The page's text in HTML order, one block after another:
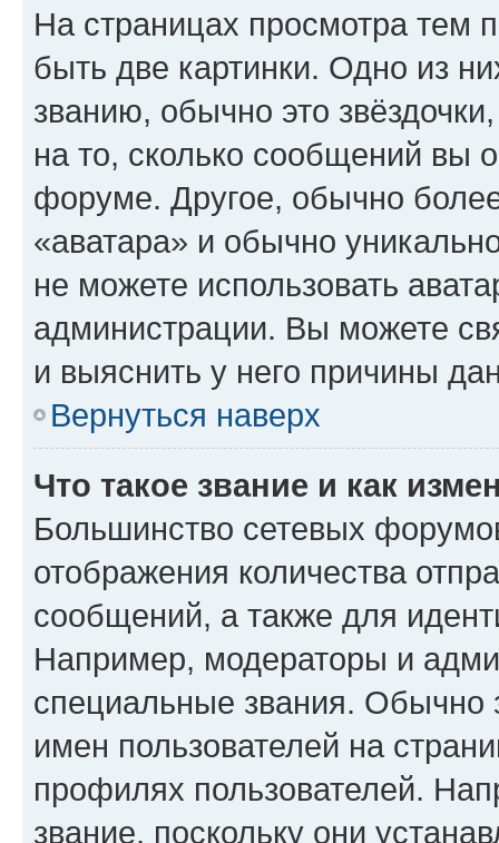
На страницах просмотра тем
быть две картинки. Одно из
званию, обычно это
на то, сколько сообщений вы
форуме. Другое, обычно
«аватара» и обычно
не можете использовать
администрации. Вы можете
и выяснить у него причины
Вернуться наверх
Что такое звание и как
Большинство сетевых
отображения количества
сообщений, а также для
Например, модераторы и
специальные звания. Обычно
имен пользователей на
профилях пользователей.
звание, поскольку они